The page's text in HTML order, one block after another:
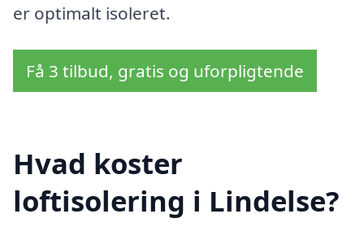
er optimalt isoleret.
Få 3 tilbud, gratis og uforpligtende
Hvad koster
loftisolering i Lindelse?